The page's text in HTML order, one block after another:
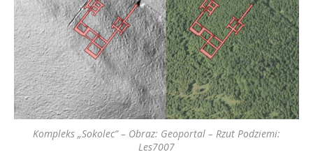
Kompleks „Sokolec” – Obraz: Geoportal – Rzut Podziemi:
Les7007